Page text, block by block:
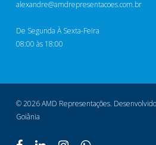
alexandre@amdrepresentacoes.com.br
De Segunda À Sexta-Feira
08:00 às 18:00
© 2026 AMD Representações.
Goiânia